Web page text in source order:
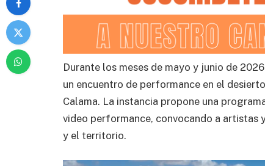
Durante los meses de mayo y junio de
un encuentro de performance en el
Calama. La instancia propone una
video performance, convocando a artistas
y el territorio.